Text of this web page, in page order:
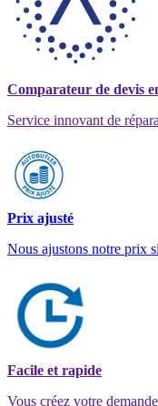
Comparateur de devis
Service innovant de
Prix ajusté
Nous ajustons notre prix
Facile et rapide
Vous créez votre